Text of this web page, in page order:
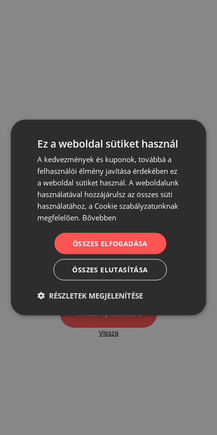
500
Vissza nyítóoldalra
Vissza
Ez a weboldal sütiket használ
A kedvezmények és kuponok, továbbá a
felhasználói élmény javítása érdekében ez
a weboldal sütiket használ. A weboldalunk
használatával hozzájárulsz az összes süti
használatához, a Cookie szabályzatunknak
megfelelően. Bővebben
ÖSSZES ELFOGADÁSA
ÖSSZES ELUTASÍTÁSA
RÉSZLETEK MEGJELENÍTÉSE